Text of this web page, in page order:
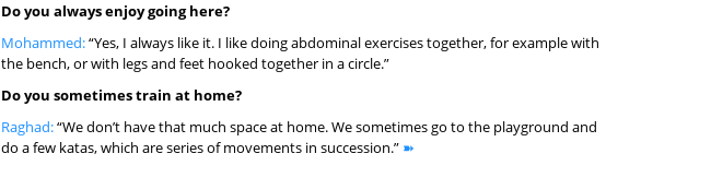
Do you always enjoy going here?
Mohammed:“Yes, I always like it. I like doing abdominal exercises together, for example with
the bench, or with legs and feet hooked together in a circle.”
Do you sometimes train at home?
Raghad:“We don’t have that much space at home. We sometimes go to the playground and
do a few katas, which are series of movements in succession.” ➽